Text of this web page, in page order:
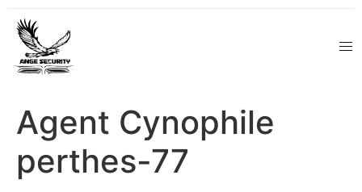
Agent Cynophile
perthes-77